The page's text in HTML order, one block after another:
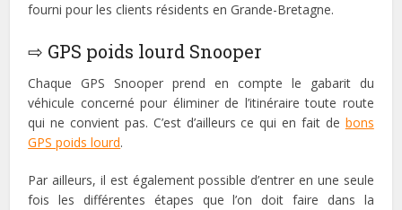
fourni pour les clients résidents en Grande-Bretagne.
⇨ GPS poids lourd Snooper
Chaque GPS Snooper prend en compte le gabarit du
véhicule concerné pour éliminer de l’itinéraire toute route
qui ne convient pas. C’est d’ailleurs ce qui en fait de bons
GPS poids lourd.
Par ailleurs, il est également possible d’entrer en une seule
fois les différentes étapes que l’on doit faire dans la